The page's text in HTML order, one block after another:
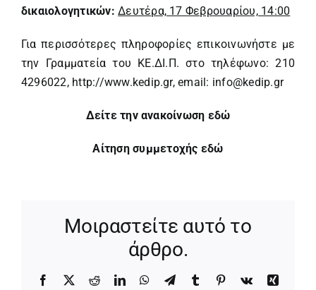
δικαιολογητικών: Δευτέρα, 17 Φεβρουαρίου, 14:00
Για περισσότερες πληροφορίες επικοινωνήστε με
την Γραμματεία του ΚΕ.ΔΙ.Π. στο τηλέφωνο: 210
4296022, http://www.kedip.gr, email: info@kedip.gr
Δείτε την ανακοίνωση εδώ
Αίτηση συμμετοχής εδώ
Μοιραστείτε αυτό το
άρθρο.
Facebook
X RedditLinkedInWhatsApp
TelegramTumblr Pinterest
Vk
Xing